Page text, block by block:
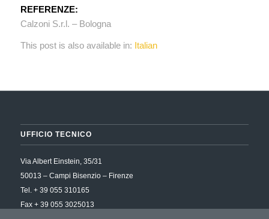
REFERENZE:
Calzoni S.r.l. – Bologna
This post is also available in: Italian
UFFICIO TECNICO
Via Albert Einstein, 35/31
50013 – Campi Bisenzio – Firenze
Tel. + 39 055 310165
Fax + 39 055 3025013